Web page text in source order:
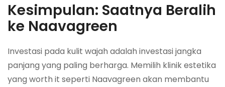
Kesimpulan: Saatnya Beralih
ke Naavagreen
Investasi pada kulit wajah adalah investasi jangka
panjang yang paling berharga. Memilih klinik estetika
yang worth it seperti Naavagreen akan membantu